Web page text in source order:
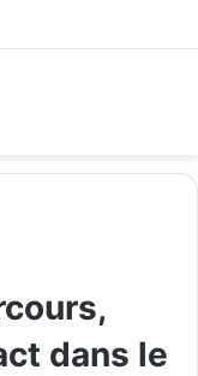
dans le